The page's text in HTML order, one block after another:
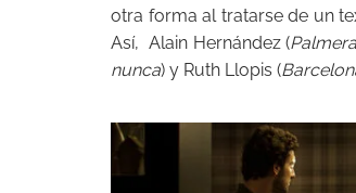
otra forma al tratarse de un
Así, Alain Hernández (
nunca) y Ruth Llopis (